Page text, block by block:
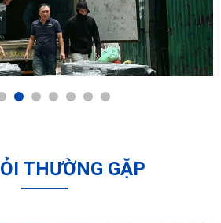
2 3 4 5 6 7 8
THƯỜNG GẶP